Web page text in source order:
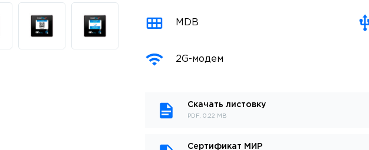
MDB
2G-модем
Скачать листовку
PDF, 0.22 MB
Сертификат МИР